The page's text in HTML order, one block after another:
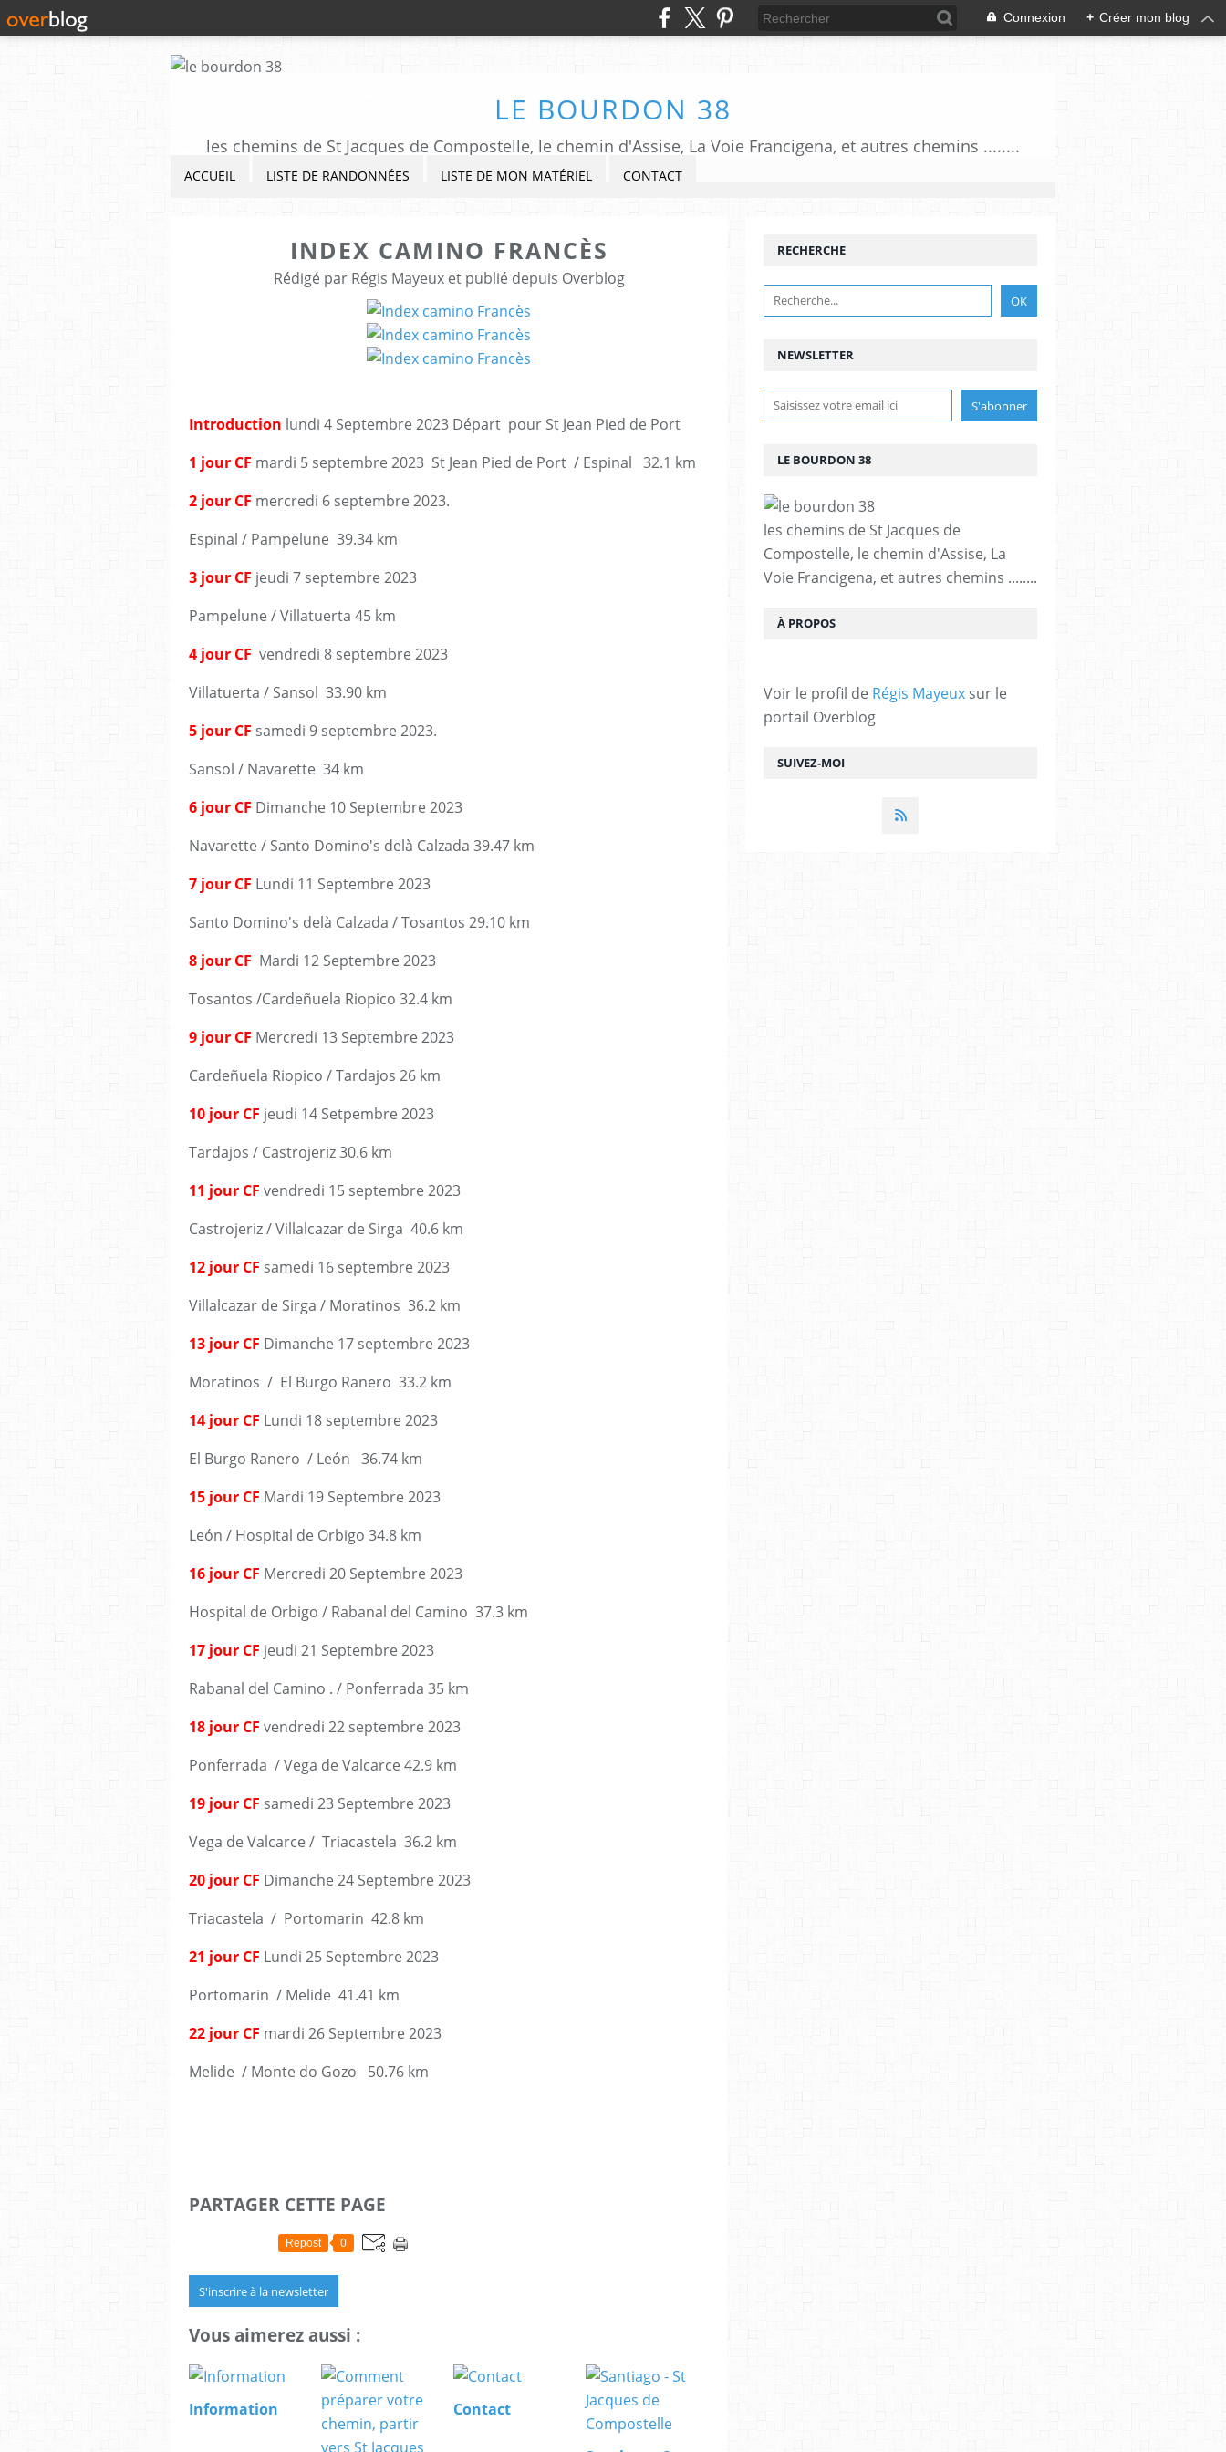
Connexion + Créer mon blog
LE BOURDON 38
les chemins de St Jacques de Compostelle, le chemin d'Assise, La Voie Francigena, et autres chemins ........
ACCUEIL LISTE DE RANDONNÉES LISTE DE MON MATÉRIEL CONTACT
INDEX CAMINO FRANCÈS
Rédigé par Régis Mayeux et publié depuis Overblog
Introduction lundi 4 Septembre 2023 Départ pour St Jean Pied de Port
1 jour CF mardi 5 septembre 2023 St Jean Pied de Port / Espinal 32.1 km
2 jour CF mercredi 6 septembre 2023.
Espinal / Pampelune 39.34 km
3 jour CF jeudi 7 septembre 2023
Pampelune / Villatuerta 45 km
4 jour CF vendredi 8 septembre 2023
Villatuerta / Sansol 33.90 km
5 jour CF samedi 9 septembre 2023.
Sansol / Navarette 34 km
6 jour CF Dimanche 10 Septembre 2023
Navarette / Santo Domino's delà Calzada 39.47 km
7 jour CF Lundi 11 Septembre 2023
Santo Domino's delà Calzada / Tosantos 29.10 km
8 jour CF Mardi 12 Septembre 2023
Tosantos /Cardeñuela Riopico 32.4 km
9 jour CF Mercredi 13 Septembre 2023
Cardeñuela Riopico / Tardajos 26 km
10 jour CF jeudi 14 Setpembre 2023
Tardajos / Castrojeriz 30.6 km
11 jour CF vendredi 15 septembre 2023
Castrojeriz / Villalcazar de Sirga 40.6 km
12 jour CF samedi 16 septembre 2023
Villalcazar de Sirga / Moratinos 36.2 km
13 jour CF Dimanche 17 septembre 2023
Moratinos / El Burgo Ranero 33.2 km
14 jour CF Lundi 18 septembre 2023
El Burgo Ranero / León 36.74 km
15 jour CF Mardi 19 Septembre 2023
León / Hospital de Orbigo 34.8 km
16 jour CF Mercredi 20 Septembre 2023
Hospital de Orbigo / Rabanal del Camino 37.3 km
17 jour CF jeudi 21 Septembre 2023
Rabanal del Camino . / Ponferrada 35 km
18 jour CF vendredi 22 septembre 2023
Ponferrada / Vega de Valcarce 42.9 km
19 jour CF samedi 23 Septembre 2023
Vega de Valcarce / Triacastela 36.2 km
20 jour CF Dimanche 24 Septembre 2023
Triacastela / Portomarin 42.8 km
21 jour CF Lundi 25 Septembre 2023
Portomarin / Melide 41.41 km
22 jour CF mardi 26 Septembre 2023
Melide / Monte do Gozo 50.76 km
PARTAGER CETTE PAGE
Repost 0
S'inscrire à la newsletter
Vous aimerez aussi :
Information Contact
NEWSLETTER
SUIVEZ-MOI
RECHERCHE
LE BOURDON 38
les chemins de St Jacques de
Compostelle, le chemin d'Assise, La
Voie Francigena, et autres chemins ........
À PROPOS
Voir le profil de Régis Mayeux sur le
portail Overblog